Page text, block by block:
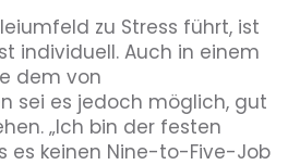
zu Stress führt, ist
individuell. Auch in einem
dem von
sei es jedoch möglich, gut
„Ich bin der festen
es keinen Nine-to-Five-Job